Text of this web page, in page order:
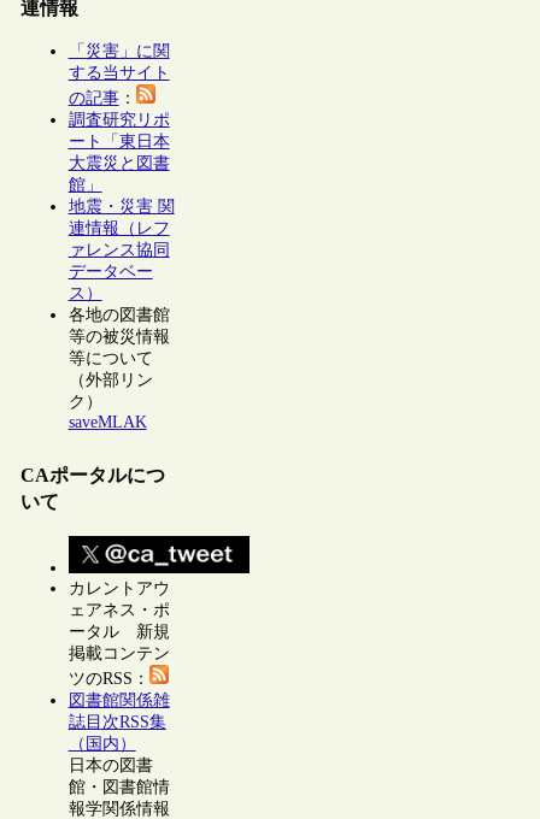
連情報
「災害」に関
する当サイト
の記事：
調査研究リポ
ート「東日本
大震災と図書
館」
地震・災害 関
連情報（レフ
ァレンス協同
データベー
ス）
各地の図書館
等の被災情報
等について
（外部リン
ク）
saveMLAK
CAポータルにつ
いて
カレントアウ
ェアネス・ポ
ータル 新規
掲載コンテン
ツのRSS：
図書館関係雑
誌目次RSS集
（国内）
日本の図書
館・図書館情
報学関係情報